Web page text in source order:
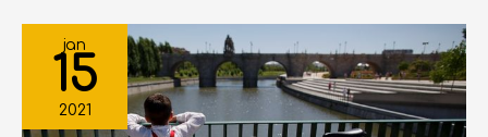
jan
15
2021
MADRID:
A
HÓVIHAR
MIATT
TOVÁBB
CSÚSZIK
AZ
ISKOLAKEZDÉS